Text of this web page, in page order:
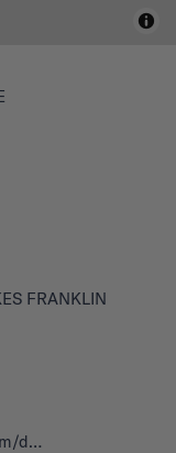
FRANKLIN
d…